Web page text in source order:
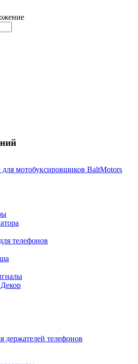
для мотобуксировщиков BaltMotors
телефонов
держателей телефонов